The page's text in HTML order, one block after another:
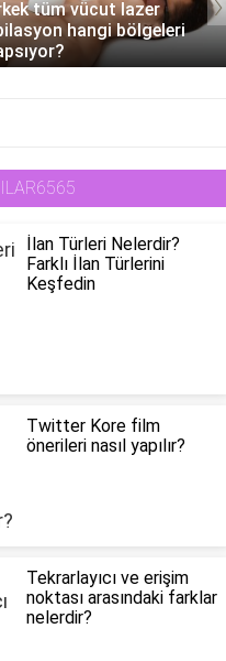
tüm vücut lazer
hangi bölgeleri
İlan Türleri Nelerdir?
Farklı İlan Türlerini
Keşfedin
Twitter Kore film
önerileri nasıl yapılır?
Tekrarlayıcı ve erişim
noktası arasındaki farklar
nelerdir?